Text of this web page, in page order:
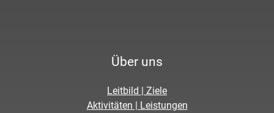
Über uns
Leitbild | Ziele
Aktivitäten | Leistungen